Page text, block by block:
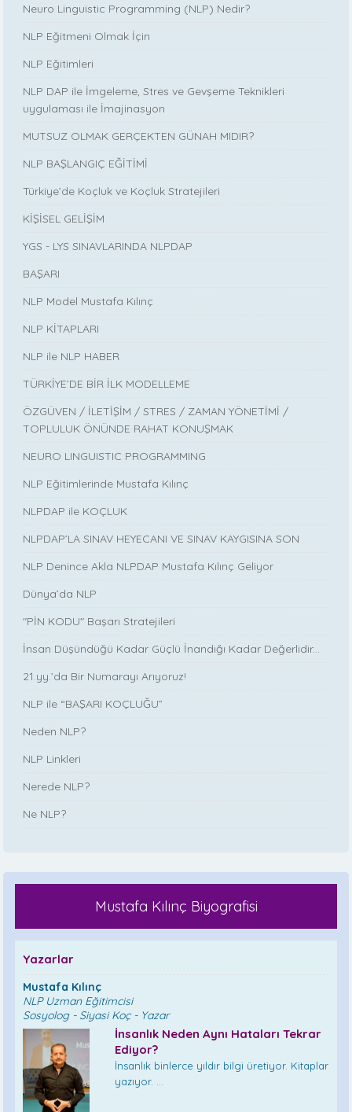
Neuro Linguistic Programming (NLP) Nedir?
NLP Eğitmeni Olmak İçin
NLP Eğitimleri
NLP DAP ile İmgeleme, Stres ve Gevşeme Teknikleri
uygulaması ile İmajinasyon
MUTSUZ OLMAK GERÇEKTEN GÜNAH MIDIR?
NLP BAŞLANGIÇ EĞİTİMİ
Türkiye’de Koçluk ve Koçluk Stratejileri
KİŞİSEL GELİŞİM
YGS - LYS SINAVLARINDA NLPDAP
BAŞARI
NLP Model Mustafa Kılınç
NLP KİTAPLARI
NLP ile NLP HABER
TÜRKİYE’DE BİR İLK MODELLEME
ÖZGÜVEN / İLETİŞİM / STRES / ZAMAN YÖNETİMİ /
TOPLULUK ÖNÜNDE RAHAT KONUŞMAK
NEURO LINGUISTIC PROGRAMMING
NLP Eğitimlerinde Mustafa Kılınç
NLPDAP ile KOÇLUK
NLPDAP’LA SINAV HEYECANI VE SINAV KAYGISINA SON
NLP Denince Akla NLPDAP Mustafa Kılınç Geliyor
Dünya’da NLP
"PİN KODU" Başarı Stratejileri
İnsan Düşündüğü Kadar Güçlü İnandığı Kadar Değerlidir...
21.yy.’da Bir Numarayı Arıyoruz!
NLP ile “BAŞARI KOÇLUĞU”
Neden NLP?
NLP Linkleri
Nerede NLP?
Ne NLP?
Mustafa Kılınç Biyografisi
Yazarlar
Mustafa Kılınç
NLP Uzman Eğitimcisi
Sosyolog - Siyasi Koç - Yazar
İnsanlık Neden Aynı Hataları Tekrar
Ediyor?
İnsanlık binlerce yıldır bilgi üretiyor. Kitaplar
yazıyor. ...